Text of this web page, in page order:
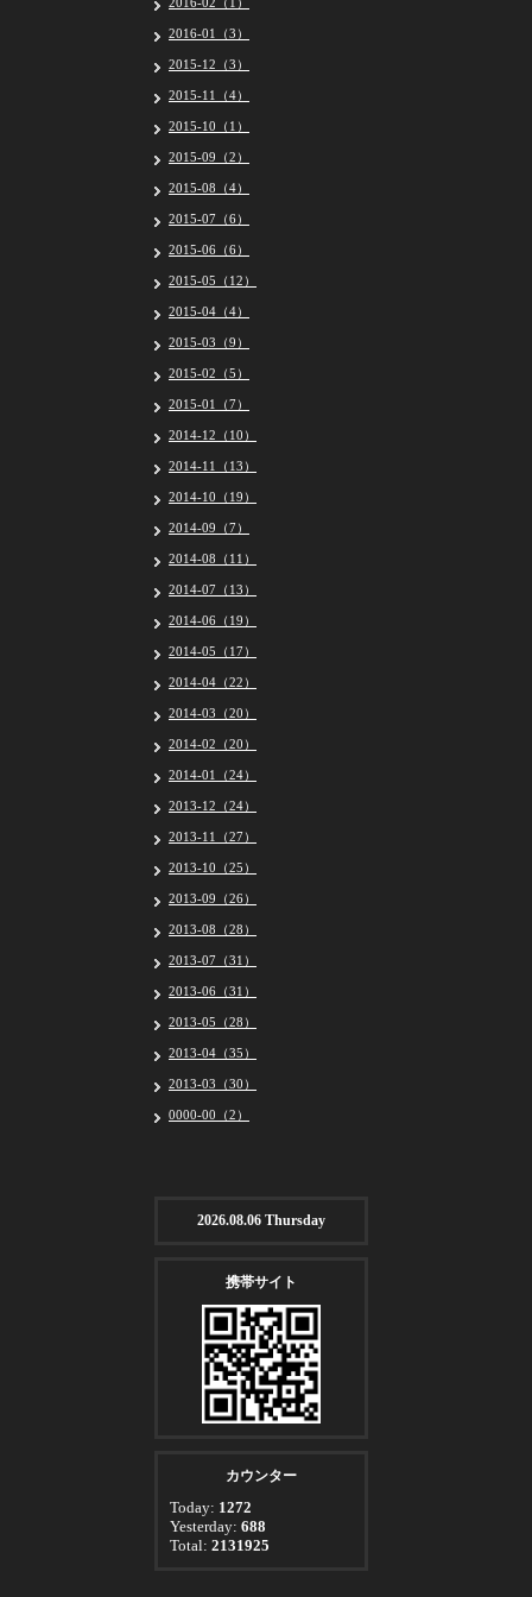
2016-01（3）
2015-12（3）
2015-11（4）
2015-10（1）
2015-09（2）
2015-08（4）
2015-07（6）
2015-06（6）
2015-05（12）
2015-04（4）
2015-03（9）
2015-02（5）
2015-01（7）
2014-12（10）
2014-11（13）
2014-10（19）
2014-09（7）
2014-08（11）
2014-07（13）
2014-06（19）
2014-05（17）
2014-04（22）
2014-03（20）
2014-02（20）
2014-01（24）
2013-12（24）
2013-11（27）
2013-10（25）
2013-09（26）
2013-08（28）
2013-07（31）
2013-06（31）
2013-05（28）
2013-04（35）
2013-03（30）
0000-00（2）
2026.08.06 Thursday
携帯サイト
カウンター
Today: 1272
Yesterday: 688
Total: 2131925